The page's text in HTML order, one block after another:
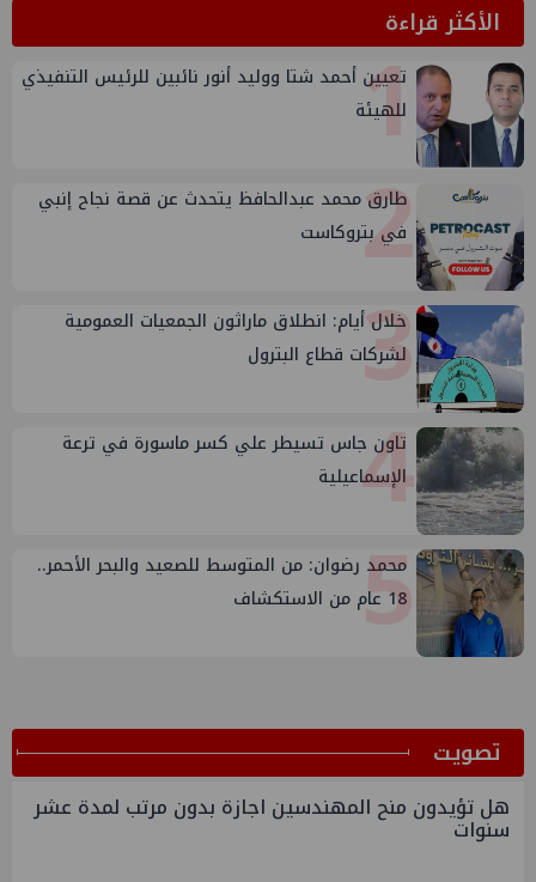
الأكثر قراءة1
تعيين أحمد شتا ووليد أنور نائبين للرئيس التنفيذي
للهيئة
2
طارق محمد عبدالحافظ يتحدث عن قصة نجاح إنبي
في بتروكاست
3
خلال أيام: انطلاق ماراثون الجمعيات العمومية
لشركات قطاع البترول
4
تاون جاس تسيطر علي كسر ماسورة في ترعة
الإسماعيلية
5
محمد رضوان: من المتوسط للصعيد والبحر الأحمر..
18 عام من الاستكشاف
ﺗﺼﻮﻳﺖ
هل تؤيدون منح المهندسين اجازة بدون مرتب لمدة عشر
سنوات